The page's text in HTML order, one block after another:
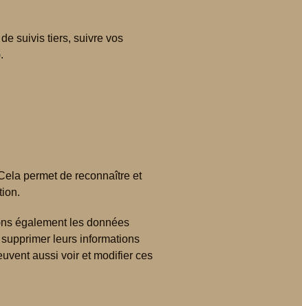
suivis tiers, suivre vos
permet de reconnaître et
également les données
leurs informations
aussi voir et modifier ces